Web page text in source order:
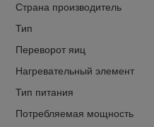
Страна производитель
Тип
Переворот яиц
Нагревательный элемент
Тип питания
Потребляемая мощность